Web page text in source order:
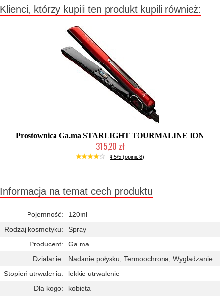
Klienci, którzy kupili ten produkt kupili również:
Prostownica Ga.ma STARLIGHT TOURMALINE ION
315,20 zł
Duża ilość (wysyłka w 24h)
4.5/5 (opinii: 8)
Informacja na temat cech produktu
Pojemność:
120ml
Rodzaj kosmetyku:
Spray
Producent:
Ga.ma
Działanie:
Nadanie połysku, Termoochrona, Wygładzanie
Stopień utrwalenia:
lekkie utrwalenie
Dla kogo:
kobieta